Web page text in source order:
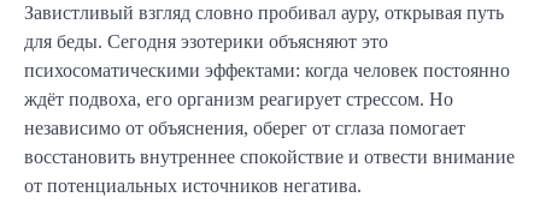
Завистливый взгляд словно пробивал ауру, открывая путь
для беды. Сегодня эзотерики объясняют это
психосоматическими эффектами: когда человек постоянно
ждёт подвоха, его организм реагирует стрессом. Но
независимо от объяснения, оберег от сглаза помогает
восстановить внутреннее спокойствие и отвести внимание
от потенциальных источников негатива.